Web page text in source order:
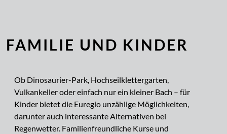
FAMILIE UND KINDER
Ob Dinosaurier-Park, Hochseilklettergarten,
Vulkankeller oder einfach nur ein kleiner Bach – für
Kinder bietet die Euregio unzählige Möglichkeiten,
darunter auch interessante Alternativen bei
Regenwetter. Familienfreundliche Kurse und